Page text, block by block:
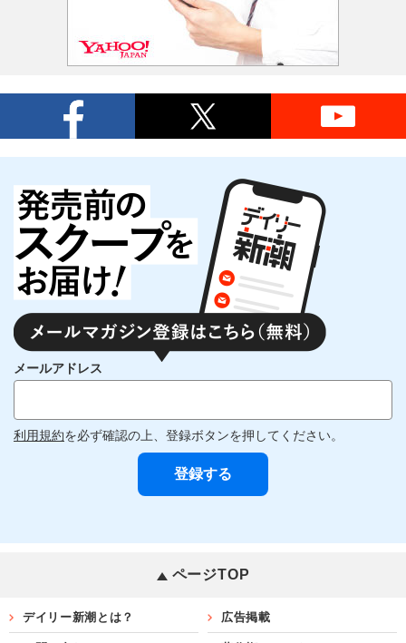
メールアドレス
利用規約を必ず確認の上、登録ボタンを押してください。
ページTOP
デイリー新潮とは？ 広告掲載